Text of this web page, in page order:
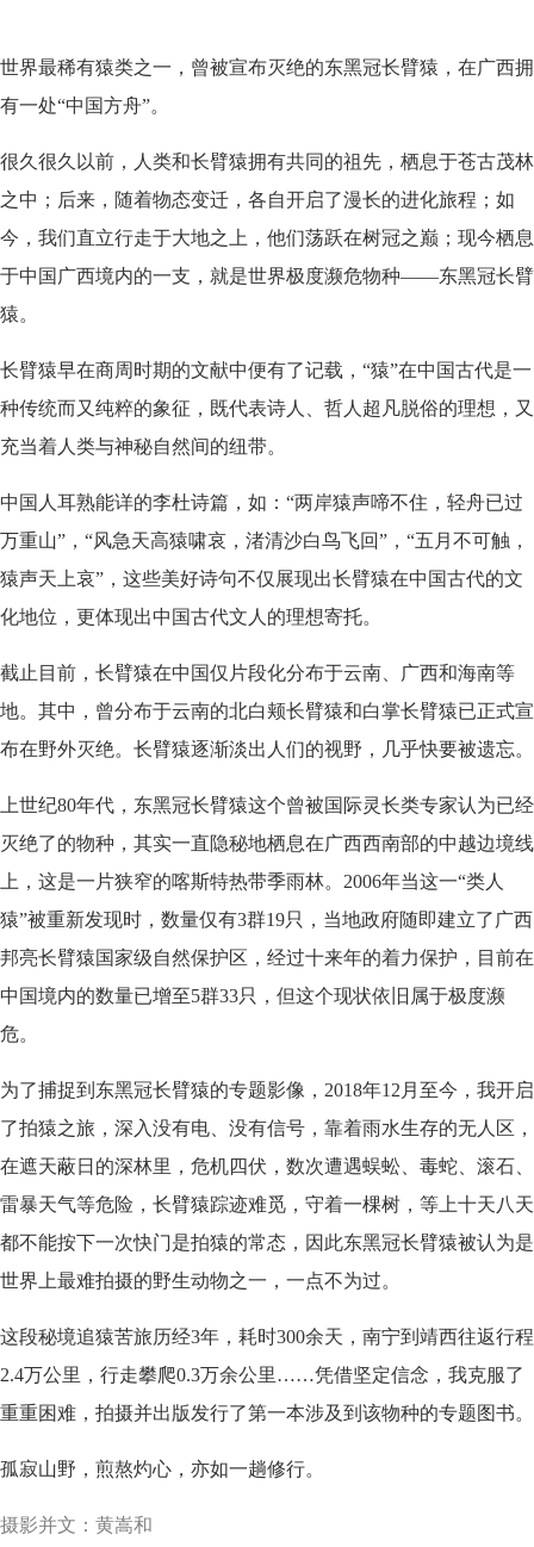
世界最稀有猿类之一，曾被宣布灭绝的东黑冠长臂猿，在广西拥
有一处“中国方舟”。
很久很久以前，人类和长臂猿拥有共同的祖先，栖息于苍古茂林
之中；后来，随着物态变迁，各自开启了漫长的进化旅程；如
今，我们直立行走于大地之上，他们荡跃在树冠之巅；现今栖息
于中国广西境内的一支，就是世界极度濒危物种——东黑冠长臂
猿。
长臂猿早在商周时期的文献中便有了记载，“猿”在中国古代是一
种传统而又纯粹的象征，既代表诗人、哲人超凡脱俗的理想，又
充当着人类与神秘自然间的纽带。
中国人耳熟能详的李杜诗篇，如：“两岸猿声啼不住，轻舟已过
万重山”，“风急天高猿啸哀，渚清沙白鸟飞回”，“五月不可触，
猿声天上哀”，这些美好诗句不仅展现出长臂猿在中国古代的文
化地位，更体现出中国古代文人的理想寄托。
截止目前，长臂猿在中国仅片段化分布于云南、广西和海南等
地。其中，曾分布于云南的北白颊长臂猿和白掌长臂猿已正式宣
布在野外灭绝。长臂猿逐渐淡出人们的视野，几乎快要被遗忘。
上世纪80年代，东黑冠长臂猿这个曾被国际灵长类专家认为已经
灭绝了的物种，其实一直隐秘地栖息在广西西南部的中越边境线
上，这是一片狭窄的喀斯特热带季雨林。2006年当这一“类人
猿”被重新发现时，数量仅有3群19只，当地政府随即建立了广西
邦亮长臂猿国家级自然保护区，经过十来年的着力保护，目前在
中国境内的数量已增至5群33只，但这个现状依旧属于极度濒
危。
为了捕捉到东黑冠长臂猿的专题影像，2018年12月至今，我开启
了拍猿之旅，深入没有电、没有信号，靠着雨水生存的无人区，
在遮天蔽日的深林里，危机四伏，数次遭遇蜈蚣、毒蛇、滚石、
雷暴天气等危险，长臂猿踪迹难觅，守着一棵树，等上十天八天
都不能按下一次快门是拍猿的常态，因此东黑冠长臂猿被认为是
世界上最难拍摄的野生动物之一，一点不为过。
这段秘境追猿苦旅历经3年，耗时300余天，南宁到靖西往返行程
2.4万公里，行走攀爬0.3万余公里……凭借坚定信念，我克服了
重重困难，拍摄并出版发行了第一本涉及到该物种的专题图书。
孤寂山野，煎熬灼心，亦如一趟修行。
摄影并文：黄嵩和